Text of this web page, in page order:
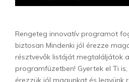
Rengeteg innovatív programot
biztosan Mindenki jól érezze
résztvevők listáját megtaláljátok
programfüzetben! Gyertek el Ti
érezzük jól magunkat és legyünk